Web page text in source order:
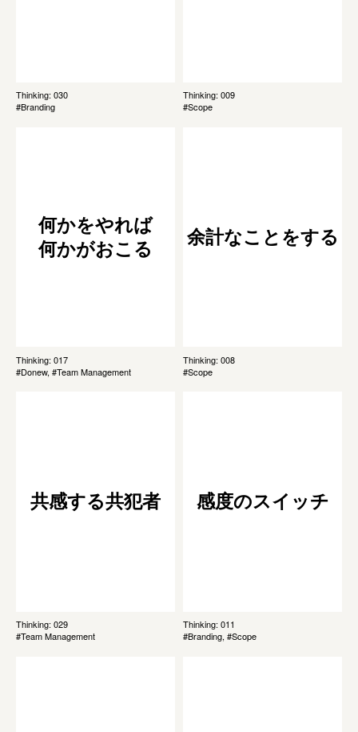
Thinking: 030
#Branding
Thinking: 009
#Scope
何かをやれば
何かがおこる
Thinking: 017
#Donew, #Team Management
余計なことをする
Thinking: 008
#Scope
共感する共犯者
Thinking: 029
#Team Management
感度のスイッチ
Thinking: 011
#Branding, #Scope